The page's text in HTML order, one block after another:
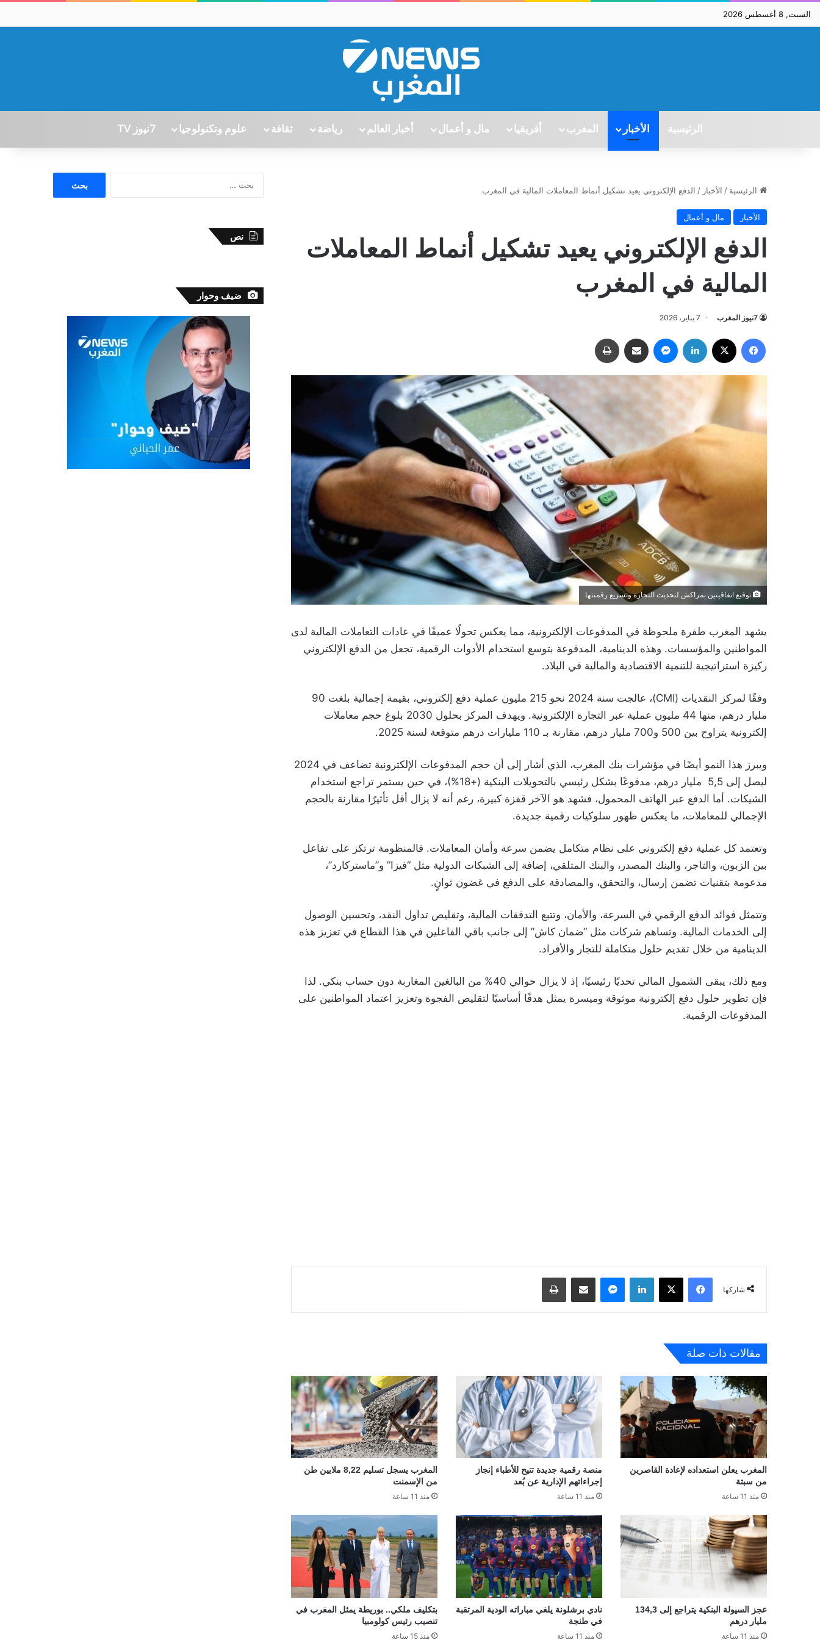
السبت, 8 أغسطس 2026
الرئيسية الأخبار المغرب أفريقيا مال و أعمال أخبار العالم رياضة ثقافة علوم وتكنولوجيا 7نيوز TV
الرئيسية / الأخبار / الدفع الإلكتروني يعيد تشكيل أنماط المعاملات المالية في المغرب
الأخبار مال و أعمال
الدفع الإلكتروني يعيد تشكيل أنماط المعاملات
المالية في المغرب
7نيوز المغرب 7 يناير، 2026
توقيع اتفاقيتين بمراكش لتحديث التجارة وتسريع رقمنتها
يشهد المغرب طفرة ملحوظة في المدفوعات الإلكترونية، مما يعكس تحولًا عميقًا في عادات التعاملات المالية لدى
المواطنين والمؤسسات. وهذه الدينامية، المدفوعة بتوسع استخدام الأدوات الرقمية، تجعل من الدفع الإلكتروني
ركيزة استراتيجية للتنمية الاقتصادية والمالية في البلاد.
وفقًا لمركز النقديات (CMI)، عالجت سنة 2024 نحو 215 مليون عملية دفع إلكتروني، بقيمة إجمالية بلغت 90
مليار درهم، منها 44 مليون عملية عبر التجارة الإلكترونية. ويهدف المركز بحلول 2030 بلوغ حجم معاملات
إلكترونية يتراوح بين 500 و700 مليار درهم، مقارنة بـ 110 مليارات درهم متوقعة لسنة 2025.
ويبرز هذا النمو أيضًا في مؤشرات بنك المغرب، الذي أشار إلى أن حجم المدفوعات الإلكترونية تضاعف في 2024
ليصل إلى 5,5 مليار درهم، مدفوعًا بشكل رئيسي بالتحويلات البنكية (+18%)، في حين يستمر تراجع استخدام
الشيكات. أما الدفع عبر الهاتف المحمول، فشهد هو الآخر قفزة كبيرة، رغم أنه لا يزال أقل تأثيرًا مقارنة بالحجم
الإجمالي للمعاملات، ما يعكس ظهور سلوكيات رقمية جديدة.
وتعتمد كل عملية دفع إلكتروني على نظام متكامل يضمن سرعة وأمان المعاملات. فالمنظومة ترتكز على تفاعل
بين الزبون، والتاجر، والبنك المصدر، والبنك المتلقي، إضافة إلى الشبكات الدولية مثل “فيزا” و”ماستركارد”،
مدعومة بتقنيات تضمن إرسال، والتحقق، والمصادقة على الدفع في غضون ثوانٍ.
وتتمثل فوائد الدفع الرقمي في السرعة، والأمان، وتتبع التدفقات المالية، وتقليص تداول النقد، وتحسين الوصول
إلى الخدمات المالية. وتساهم شركات مثل “ضمان كاش” إلى جانب باقي الفاعلين في هذا القطاع في تعزيز هذه
الدينامية من خلال تقديم حلول متكاملة للتجار والأفراد.
ومع ذلك، يبقى الشمول المالي تحديًا رئيسيًا، إذ لا يزال حوالي 40% من البالغين المغاربة دون حساب بنكي. لذا
فإن تطوير حلول دفع إلكترونية موثوقة وميسرة يمثل هدفًا أساسيًا لتقليص الفجوة وتعزيز اعتماد المواطنين على
المدفوعات الرقمية.
شاركها
فيسبوك لينكدإن
مقالات ذات صلة
المغرب يعلن استعداده لإعادة القاصرين
من سبتة
منذ 11 ساعة
منصة رقمية جديدة تتيح للأطباء إنجاز
إجراءاتهم الإدارية عن بُعد
منذ 11 ساعة
المغرب يسجل تسليم 8,22 ملايين طن
من الإسمنت
منذ 11 ساعة
عجز السيولة البنكية يتراجع إلى 134,3
مليار درهم
منذ 11 ساعة
نادي برشلونة يلغي مباراته الودية المرتقبة
في طنجة
منذ 11 ساعة
بتكليف ملكي.. بوريطة يمثل المغرب في
تنصيب رئيس كولومبيا
منذ 15 ساعة
نص
ضيف وحوار